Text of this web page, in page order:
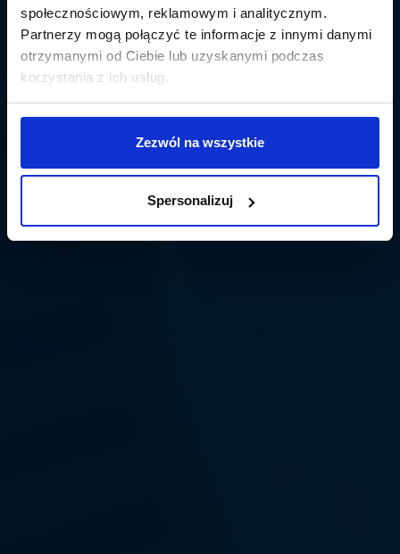
społecznościowym, reklamowym i analitycznym.
Partnerzy mogą połączyć te informacje z innymi danymi
otrzymanymi od Ciebie lub uzyskanymi podczas
korzystania z ich usług.
Zezwól na wszystkie
Spersonalizuj